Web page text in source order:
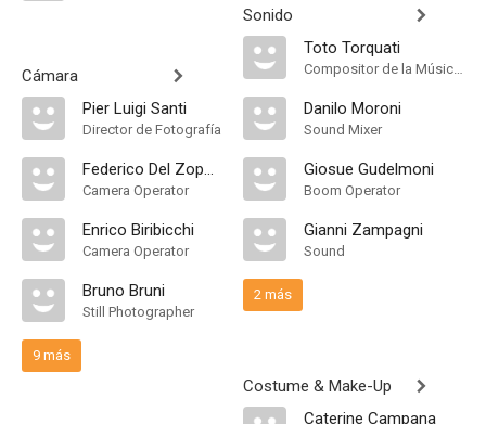
Cámara
Pier Luigi Santi
Director de Fotografía
Federico Del Zoppo
Camera Operator
Enrico Biribicchi
Camera Operator
Bruno Bruni
Still Photographer
9 más
Sonido
Toto Torquati
Compositor de la Música Original
Danilo Moroni
Sound Mixer
Giosue Gudelmoni
Boom Operator
Gianni Zampagni
Sound
2 más
Costume & Make-Up
Caterine Campana